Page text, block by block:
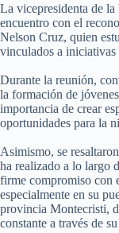
La vicepresidenta de
encuentro con el
Nelson Cruz, quien
vinculados a iniciativas
Durante la reunión,
la formación de
importancia de crear
oportunidades para la
Asimismo, se
ha realizado a lo largo
firme compromiso con
especialmente en su
provincia Montecristi,
constante a través de